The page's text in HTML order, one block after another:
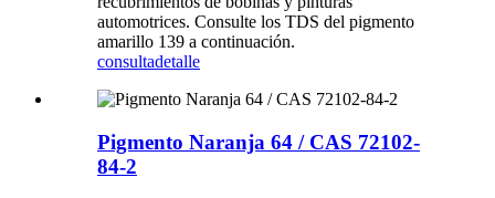
automotrices. Consulte los TDS del pigmento
amarillo 139 a continuación.
consultadetalle
Pigmento Naranja 64 / CAS 72102-
84-2